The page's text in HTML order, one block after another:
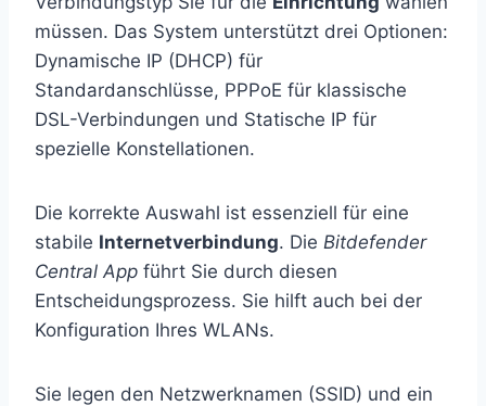
müssen. Das System unterstützt drei Optionen:
Dynamische IP (DHCP) für
Standardanschlüsse, PPPoE für klassische
DSL-Verbindungen und Statische IP für
spezielle Konstellationen.
Die korrekte Auswahl ist essenziell für eine
stabile Internetverbindung. Die Bitdefender
Central App führt Sie durch diesen
Entscheidungsprozess. Sie hilft auch bei der
Konfiguration Ihres WLANs.
Sie legen den Netzwerknamen (SSID) und ein